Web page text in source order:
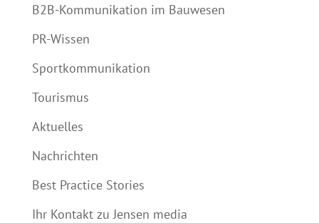
B2B-Kommunikation im Bauwesen
PR-Wissen
Sportkommunikation
Tourismus
Aktuelles
Nachrichten
Best Practice Stories
Ihr Kontakt zu Jensen media